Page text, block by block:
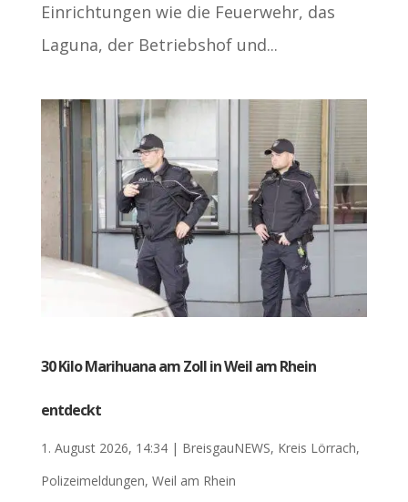
Einrichtungen wie die Feuerwehr, das
Laguna, der Betriebshof und...
30 Kilo Marihuana am Zoll in Weil am Rhein
entdeckt
1. August 2026, 14:34| BreisgauNEWS, Kreis Lörrach,
Polizeimeldungen, Weil am Rhein